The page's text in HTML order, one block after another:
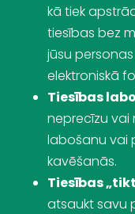
kā tiek
tiesības bez
jūsu
elektroniskā
Tiesības
neprecīzu vai
labošanu vai
kavēšanās.
Tiesības
atsaukt savu